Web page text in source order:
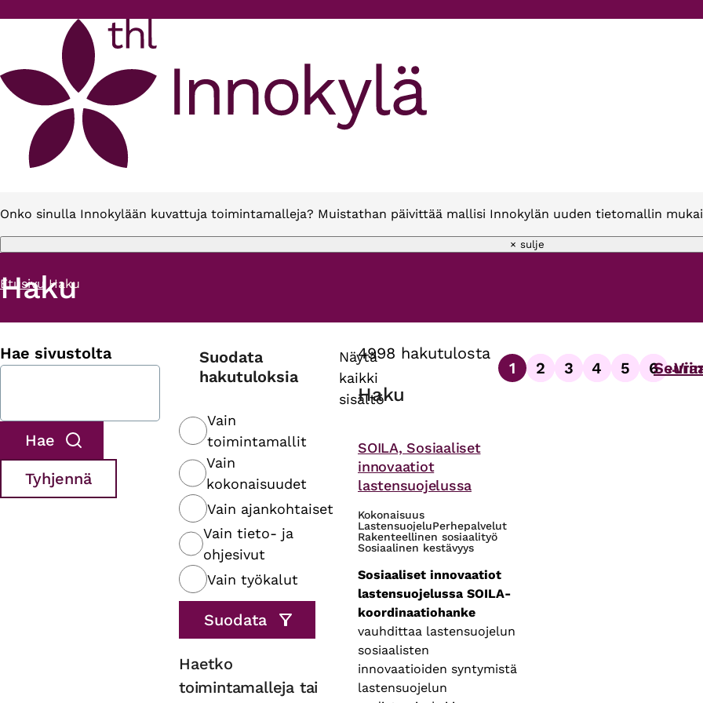
Onko sinulla Innokylään kuvattuja toimintamalleja? Muistathan päivittää mallisi Innokylän uuden tietomallin
× sulje
Murupolku
Etusivu Haku
Haku
Hae sivustolta
Suodata
hakutuloksia
Näytä
kaikki
sisältö
Vain
toimintamallit
Vain
kokonaisuudet
Vain ajankohtaiset
Vain tieto- ja
ohjesivut
Vain työkalut
Haetko
toimintamalleja tai
4998 hakutulosta
Haku
SOILA, Sosiaaliset
innovaatiot
lastensuojelussa
Kokonaisuus
LastensuojeluPerhepalvelut
Rakenteellinen sosiaalityö
Sosiaalinen kestävyys
Sosiaaliset innovaatiot
lastensuojelussa SOILA-
koordinaatiohanke
vauhdittaa lastensuojelun
sosiaalisten
innovaatioiden syntymistä
lastensuojelun
Sivutus
Sivu
1
Sivu
2
Sivu
3
Sivu
4
Sivu
5
Sivu
6 …